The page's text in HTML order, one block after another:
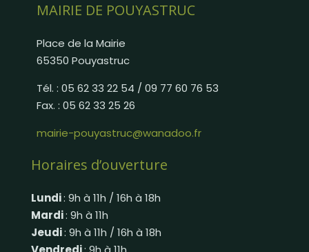
MAIRIE DE POUYASTRUC
Place de la Mairie
65350 Pouyastruc
Tél. : 05 62 33 22 54 / 09 77 60 76 53
Fax. : 05 62 33 25 26
mairie-pouyastruc@wanadoo.fr
Horaires d’ouverture
Lundi: 9h à 11h / 16h à 18h
Mardi: 9h à 11h
Jeudi: 9h à 11h / 16h à 18h